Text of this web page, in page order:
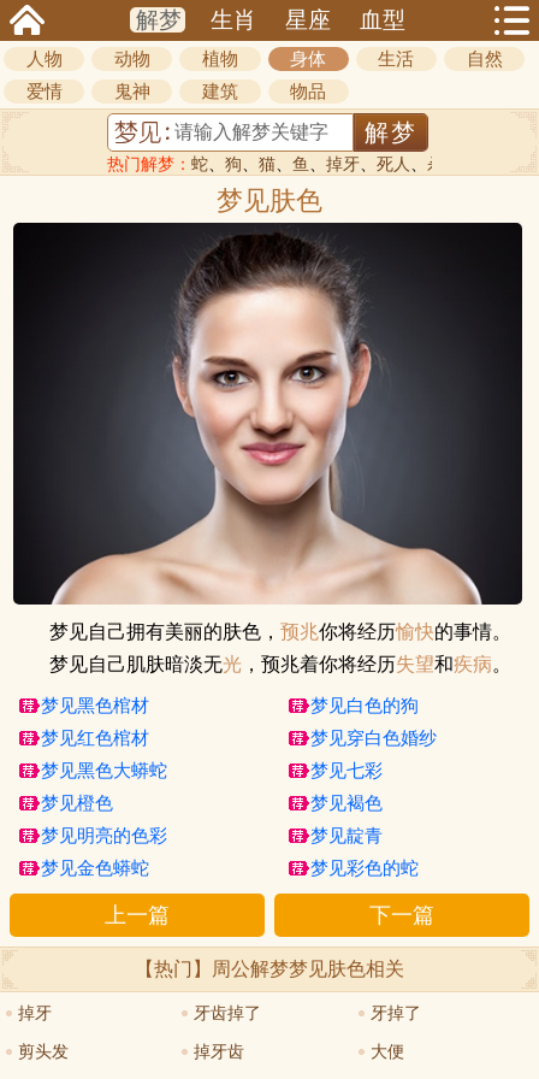
解梦 生肖 星座 血型
人物 动物 植物 身体 生活
自然
爱情
鬼神 建筑 物品
热门解梦： 蛇、 狗、 猫、 鱼 、 掉牙、 死人 、 杀人
梦见肤色
梦见自己拥有美丽的肤色， 预兆你将经历愉快的事情。
梦见自己肌肤暗淡无光，预兆着你将经历失望和疾病。
梦见黑色棺材
梦见白色的狗
梦见红色棺材
梦见穿白色婚纱
梦见黑色大蟒蛇
梦见七彩
梦见橙色
梦见褐色
梦见明亮的色彩
梦见靛青
梦见金色蟒蛇
梦见彩色的蛇
上一篇 下一篇
【热门】周公解梦梦见肤色相关
掉牙 牙齿掉了 牙掉了
剪头发 掉牙齿 大便